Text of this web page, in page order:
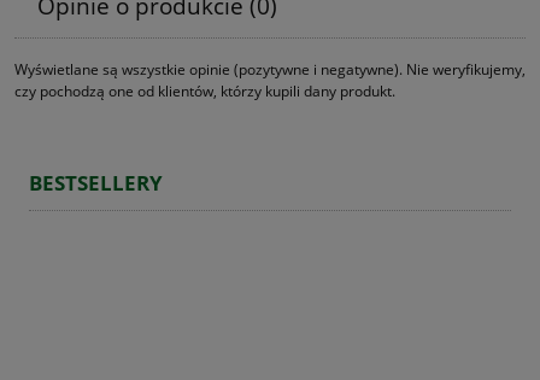
Wyświetlane są wszystkie opinie (pozytywne i negatywne). Nie weryfikujemy,
czy pochodzą one od klientów, którzy kupili dany produkt.
BESTSELLERY